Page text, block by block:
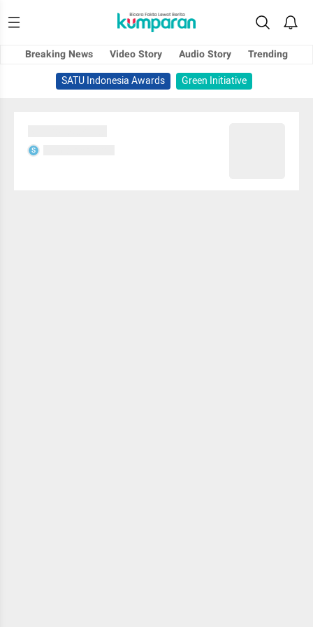
Breaking News Video Story Audio Story
Trending
SATU Indonesia Awards
Green Initiative
S